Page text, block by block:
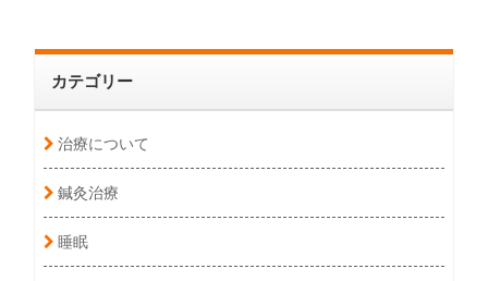
カテゴリー
治療について
鍼灸治療
睡眠